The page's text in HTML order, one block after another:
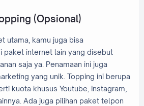
(Opsional)
utama, kamu juga bisa
paket internet lain yang disebut
saja ya. Penamaan ini juga
yang unik. Topping ini berupa
kuota khusus Youtube, Instagram,
Ada juga pilihan paket telpon